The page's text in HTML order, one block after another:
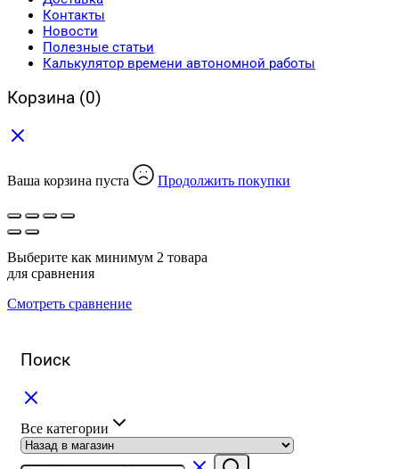
Контакты
Новости
Полезные статьи
Калькулятор времени автономной работы
Корзина (0)
Ваша корзина пуста Продолжить покупки
Выберите как минимум 2 товара
для сравнения
Смотреть сравнение
Поиск
Все категории